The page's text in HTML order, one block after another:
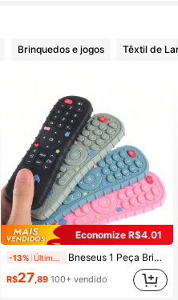
242 Seguidores
242 Seguidores
242 Seguidores
242 Seguidores
Brinquedos e jogos Têxtil de
Economize R$4,01
-13% Bneseus 1 Peça Brinquedo de Dentição de Silicone para Recém-Nascidos, Adequado para Meninos e Meninas como Presente de Natal, Halloween, Páscoa
R$27,89 100+ vendido